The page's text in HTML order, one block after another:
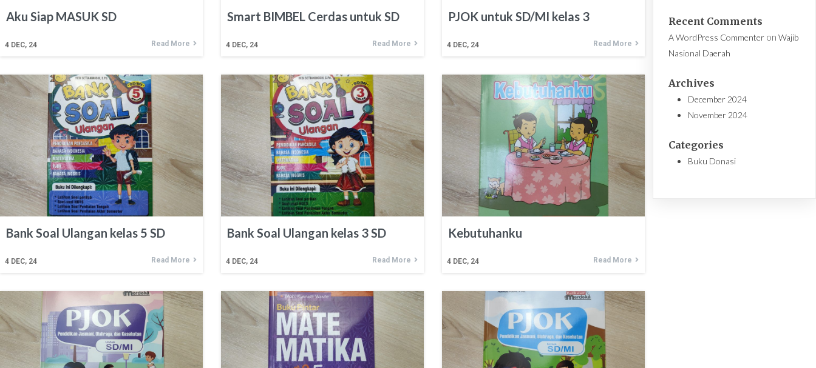
Aku Siap MASUK SD
4 DEC, 24 Read More
Smart BIMBEL Cerdas untuk SD
4 DEC, 24 Read More
PJOK untuk SD/MI kelas 3
4 DEC, 24 Read More
Bank Soal Ulangan kelas 5 SD
4 DEC, 24 Read More
Bank Soal Ulangan kelas 3 SD
4 DEC, 24 Read More
Kebutuhanku
4 DEC, 24 Read More
Recent Comments
A WordPress Commenter onWajib
Nasional Daerah
Archives
December 2024
November 2024
Categories
Buku Donasi